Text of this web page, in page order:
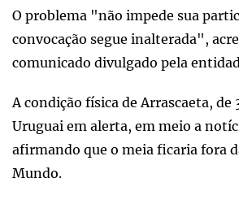
O problema "não impede sua
convocação segue inalterada",
comunicado divulgado pela
A condição física de Arrascaeta, de
Uruguai em alerta, em meio a
afirmando que o meia ficaria fora
Mundo.